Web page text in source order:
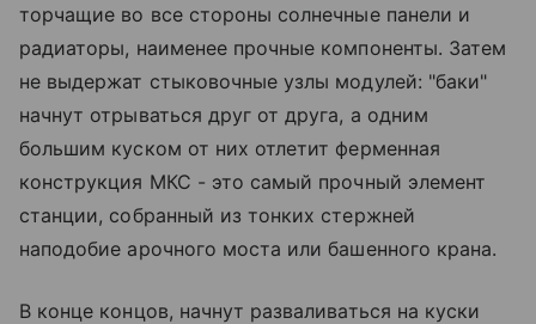
торчащие во все стороны солнечные панели и
радиаторы, наименее прочные компоненты. Затем
не выдержат стыковочные узлы модулей: "баки"
начнут отрываться друг от друга, а одним
большим куском от них отлетит ферменная
конструкция МКС - это самый прочный элемент
станции, собранный из тонких стержней
наподобие арочного моста или башенного крана.
В конце концов, начнут разваливаться на куски